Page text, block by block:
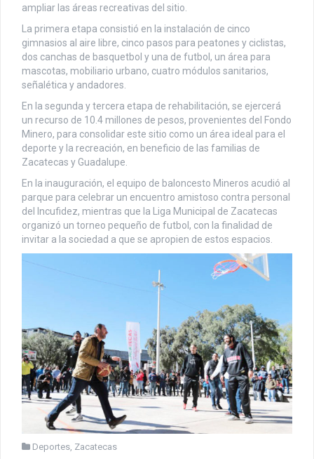
ampliar las áreas recreativas del sitio.
La primera etapa consistió en la instalación de cinco
gimnasios al aire libre, cinco pasos para peatones y ciclistas,
dos canchas de basquetbol y una de futbol, un área para
mascotas, mobiliario urbano, cuatro módulos sanitarios,
señalética y andadores.
En la segunda y tercera etapa de rehabilitación, se ejercerá
un recurso de 10.4 millones de pesos, provenientes del Fondo
Minero, para consolidar este sitio como un área ideal para el
deporte y la recreación, en beneficio de las familias de
Zacatecas y Guadalupe.
En la inauguración, el equipo de baloncesto Mineros acudió al
parque para celebrar un encuentro amistoso contra personal
del Incufidez, mientras que la Liga Municipal de Zacatecas
organizó un torneo pequeño de futbol, con la finalidad de
invitar a la sociedad a que se apropien de estos espacios.
Deportes, Zacatecas